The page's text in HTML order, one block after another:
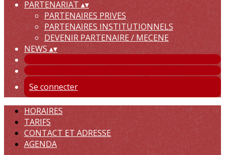
PARTENARIAT▴▾
PARTENAIRES PRIVES
PARTENAIRES INSTITUTIONNELS
DEVENIR PARTENAIRE / MECENE
NEWS▴▾
Se connecter
HORAIRES
TARIFS
CONTACT ET ADRESSE
AGENDA